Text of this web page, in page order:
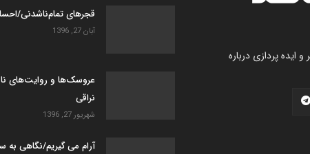
ایده پردازی درباره
قجرهای تمام‌ناشدنی/
آبان 27, 1396
عروسک­‌ها و روایت­‌های
نراقی
شهریور 27, 1396
آرام می گیریم/نگاهی به